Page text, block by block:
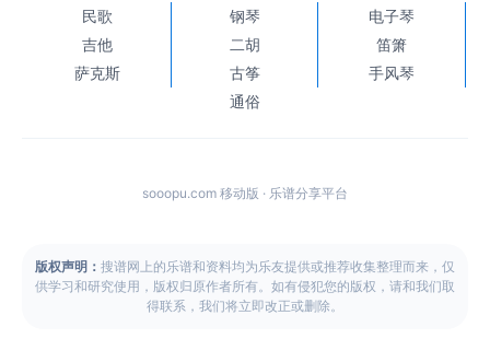
民歌 钢琴
电子琴
吉他
二胡
笛箫
萨克斯
古筝
手风琴
通俗
sooopu.com 移动版 · 乐谱分享平台
版权声明： 搜谱网上的乐谱和资料均为乐友提供或推荐收集整理而来，仅
供学习和研究使用，版权归原作者所有。如有侵犯您的版权，请和我们取
得联系，我们将立即改正或删除。